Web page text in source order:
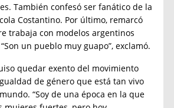
También confesó ser fanático de la
Costantino. Por último, remarcó
trabaja con modelos argentinos
un pueblo muy guapo”, exclamó.
quedar exento del movimiento
de género que está tan vivo
“Soy de una época en la que